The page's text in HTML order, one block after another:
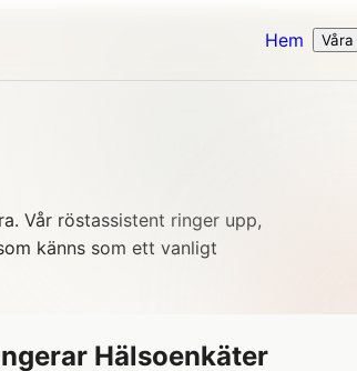
Hem
Vår röstassistent ringer upp,
känns som ett vanligt
Hälsoenkäter